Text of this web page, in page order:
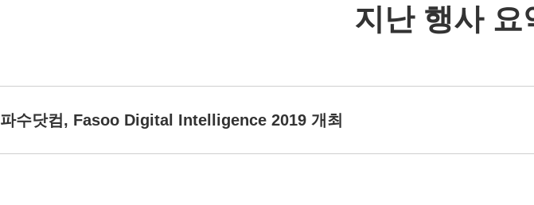
지난 행사 요
파수닷컴, Fasoo Digital Intelligence 2019 개최